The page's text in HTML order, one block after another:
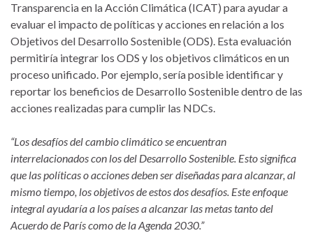
Transparencia en la Acción Climática (ICAT) para ayudar a
evaluar el impacto de políticas y acciones en relación a los
Objetivos del Desarrollo Sostenible (ODS). Esta evaluación
permitiría integrar los ODS y los objetivos climáticos en un
proceso unificado. Por ejemplo, sería posible identificar y
reportar los beneficios de Desarrollo Sostenible dentro de las
acciones realizadas para cumplir las NDCs.
“Los desafíos del cambio climático se encuentran
interrelacionados con los del Desarrollo Sostenible. Esto significa
que las políticas o acciones deben ser diseñadas para alcanzar, al
mismo tiempo, los objetivos de estos dos desafíos. Este enfoque
integral ayudaría a los países a alcanzar las metas tanto del
Acuerdo de París como de la Agenda 2030.”